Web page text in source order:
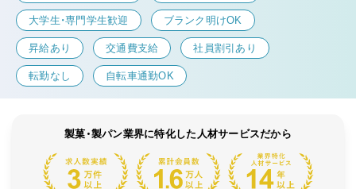
大学生・専門学生歓迎 ブランク明けOK
昇給あり 交通費支給 社員割引あり
転勤なし 自転車通勤OK
製菓・製パン業界に特化した人材サービスだから